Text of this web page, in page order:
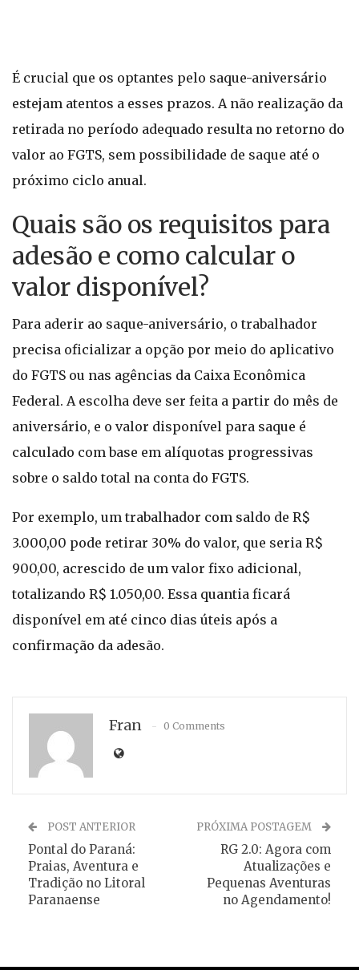
É crucial que os optantes pelo saque-aniversário
estejam atentos a esses prazos. A não realização da
retirada no período adequado resulta no retorno do
valor ao FGTS, sem possibilidade de saque até o
próximo ciclo anual.
Quais são os requisitos para
adesão e como calcular o
valor disponível?
Para aderir ao saque-aniversário, o trabalhador
precisa oficializar a opção por meio do aplicativo
do FGTS ou nas agências da Caixa Econômica
Federal. A escolha deve ser feita a partir do mês de
aniversário, e o valor disponível para saque é
calculado com base em alíquotas progressivas
sobre o saldo total na conta do FGTS.
Por exemplo, um trabalhador com saldo de R$
3.000,00 pode retirar 30% do valor, que seria R$
900,00, acrescido de um valor fixo adicional,
totalizando R$ 1.050,00. Essa quantia ficará
disponível em até cinco dias úteis após a
confirmação da adesão.
Fran 0 Comments
POST ANTERIOR
Pontal do Paraná:
Praias, Aventura e
Tradição no Litoral
Paranaense
PRÓXIMA POSTAGEM
RG 2.0: Agora com
Atualizações e
Pequenas Aventuras
no Agendamento!